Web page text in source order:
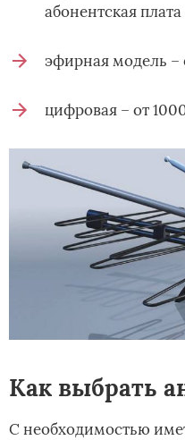
абонентская плата
эфирная модель –
цифровая – от
Как выбрать
С необходимостью